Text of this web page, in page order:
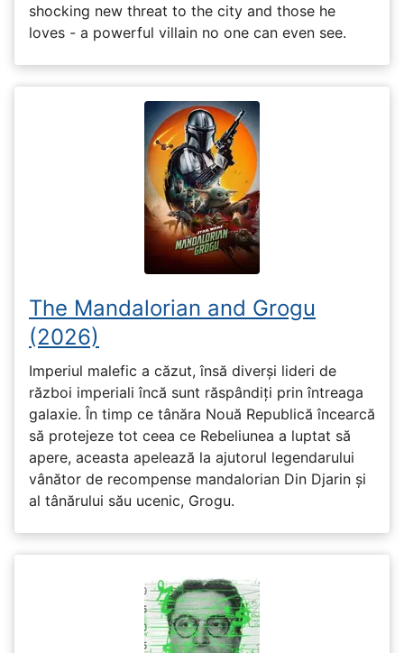
shocking new threat to the city and those he
loves - a powerful villain no one can even see.
The Mandalorian and Grogu
(2026)
Imperiul malefic a căzut, însă diverși lideri de
război imperiali încă sunt răspândiți prin întreaga
galaxie. În timp ce tânăra Nouă Republică încearcă
să protejeze tot ceea ce Rebeliunea a luptat să
apere, aceasta apelează la ajutorul legendarului
vânător de recompense mandalorian Din Djarin și
al tânărului său ucenic, Grogu.